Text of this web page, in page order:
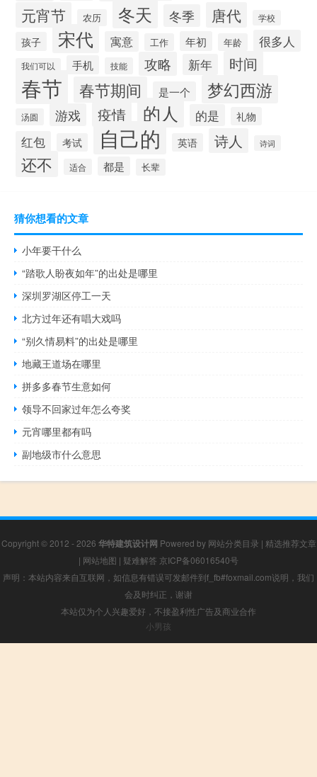
元宵节 农历 冬天 冬季 唐代 学校
孩子 宋代 寓意 工作 年初 年龄 很多人
我们可以 手机 技能 攻略 新年 时间
春节 春节期间 是一个 梦幻西游
汤圆 游戏 疫情 的人 的是 礼物
红包 考试 自己的 英语 诗人 诗词
还不 适合 都是 长辈
猜你想看的文章
小年要干什么
“踏歌人盼夜如年”的出处是哪里
深圳罗湖区停工一天
北方过年还有唱大戏吗
“别久情易料”的出处是哪里
地藏王道场在哪里
拼多多春节生意如何
领导不回家过年怎么夸奖
元宵哪里都有吗
副地级市什么意思
Copyright © 2012 - 2026 华特建筑设计网 Powered by 网站分类目录 | 精选推荐文章
| 网站地图 | 疑难解答 京ICP备06016540号
声明：本站内容来自互联网，如信息有错误可发邮件到f_fb#foxmail.com说明，我们
会及时纠正，谢谢
本站仅为个人兴趣爱好，不接盈利性广告及商业合作
小男孩